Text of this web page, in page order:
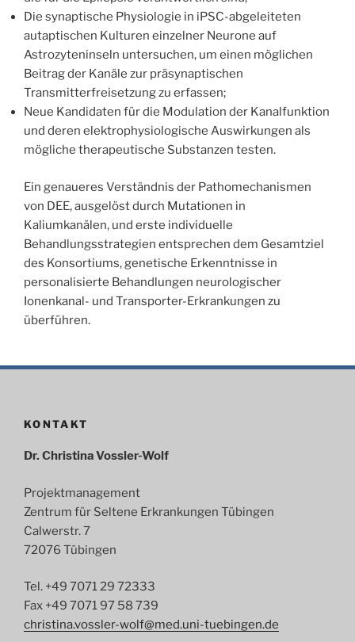
Die synaptische Physiologie in iPSC-abgeleiteten
autaptischen Kulturen einzelner Neurone auf
Astrozyteninseln untersuchen, um einen möglichen
Beitrag der Kanäle zur präsynaptischen
Transmitterfreisetzung zu erfassen;
Neue Kandidaten für die Modulation der Kanalfunktion
und deren elektrophysiologische Auswirkungen als
mögliche therapeutische Substanzen testen.
Ein genaueres Verständnis der Pathomechanismen
von DEE, ausgelöst durch Mutationen in
Kaliumkanälen, und erste individuelle
Behandlungsstrategien entsprechen dem Gesamtziel
des Konsortiums, genetische Erkenntnisse in
personalisierte Behandlungen neurologischer
Ionenkanal- und Transporter-Erkrankungen zu
überführen.
KONTAKT
Dr. Christina Vossler-Wolf
Projektmanagement
Zentrum für Seltene Erkrankungen Tübingen
Calwerstr. 7
72076 Tübingen
Tel. +49 7071 29 72333
Fax +49 7071 97 58 739
christina.vossler-wolf@med.uni-tuebingen.de